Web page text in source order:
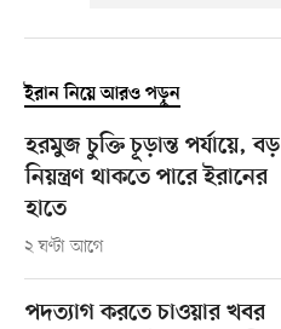
ইরান নিয়ে আরও পড়ুন
হরমুজ চুক্তি চূড়ান্ত পর্যায়ে, বড়
নিয়ন্ত্রণ থাকতে পারে ইরানের
হাতে
২ ঘণ্টা আগে
পদত্যাগ করতে চাওয়ার খবর